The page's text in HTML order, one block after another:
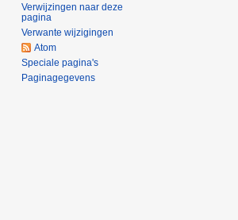
Verwijzingen naar deze
pagina
Verwante wijzigingen
Atom
Speciale pagina's
Paginagegevens